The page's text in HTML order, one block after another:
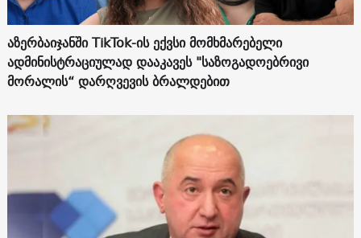
აზერბაიჯანში TikTok-ის ექვსი მომხმარებელი
ადმინისტრაციულად დააკავეს "საზოგადოებრივი
მორალის“ დარღვევის ბრალდებით